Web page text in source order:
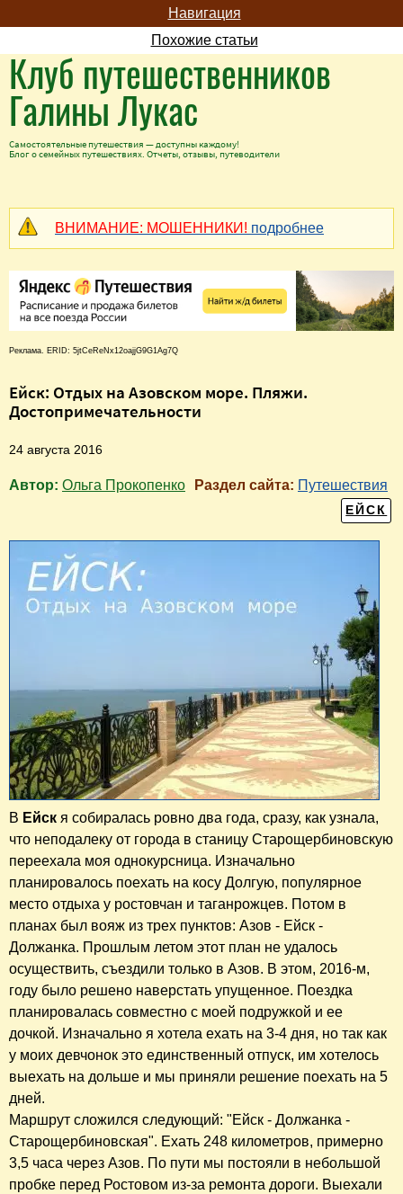
Навигация
Похожие статьи
Клуб путешественников
Галины Лукас
Самостоятельные путешествия — доступны каждому!
Блог о семейных путешествиях. Отчеты, отзывы, путеводители
ВНИМАНИЕ: МОШЕННИКИ! подробнее
Реклама. ERID: 5jtCeReNx12oajjG9G1Ag7Q
Ейск: Отдых на Азовском море. Пляжи.
Достопримечательности
24 августа 2016
Автор: Ольга Прокопенко Раздел сайта: Путешествия
ЕЙСК
В Ейск я собиралась ровно два года, сразу, как узнала,
что неподалеку от города в станицу Старощербиновскую
переехала моя однокурсница. Изначально
планировалось поехать на косу Долгую, популярное
место отдыха у ростовчан и таганрожцев. Потом в
планах был вояж из трех пунктов: Азов - Ейск -
Должанка. Прошлым летом этот план не удалось
осуществить, съездили только в Азов. В этом, 2016-м,
году было решено наверстать упущенное. Поездка
планировалась совместно с моей подружкой и ее
дочкой. Изначально я хотела ехать на 3-4 дня, но так как
у моих девчонок это единственный отпуск, им хотелось
выехать на дольше и мы приняли решение поехать на 5
дней.
Маршрут сложился следующий: "Ейск - Должанка -
Старощербиновская". Ехать 248 километров, примерно
3,5 часа через Азов. По пути мы постояли в небольшой
пробке перед Ростовом из-за ремонта дороги. Выехали